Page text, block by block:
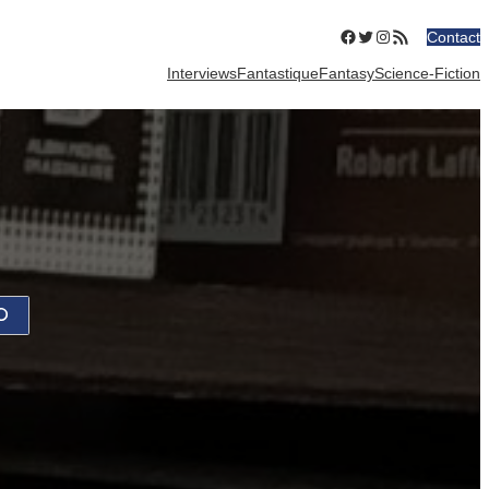
Facebook
Twitter
Instagram
Flux RSSContact
InterviewsFantastiqueFantasyScience-Fiction